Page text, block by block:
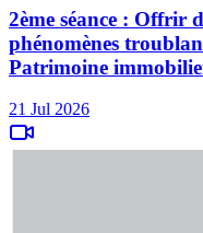
2ème séance : Offrir
phénomènes
Patrimoine
21 Jul 2026